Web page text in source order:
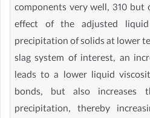
components very well, 310
effect of the adjusted
precipitation of solids at lower
slag system of interest, an
leads to a lower liquid
bonds, but also increases
precipitation, thereby